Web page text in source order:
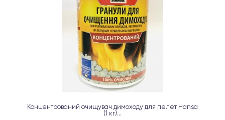
Концентрований очищувач димоходу для пелет Hansa
(1 кг)...